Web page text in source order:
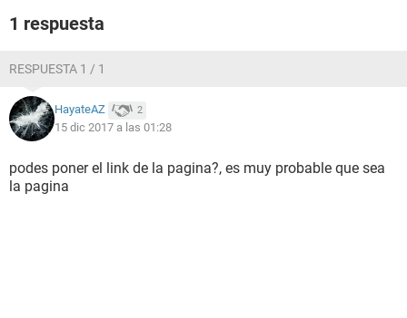
1 respuesta
RESPUESTA 1 / 1
HayateAZ 2
15 dic 2017 a las 01:28
podes poner el link de la pagina?, es muy probable que sea
la pagina